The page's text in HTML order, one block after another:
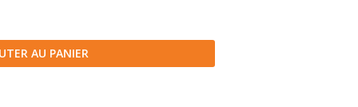
AU PANIER